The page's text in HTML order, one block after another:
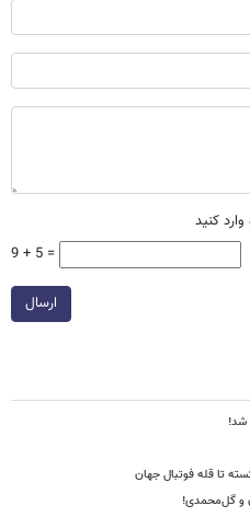
کنید
9 + 5 =
ارسال
شد!
تا قله فوتبال جهان
و گل‌محمدی!